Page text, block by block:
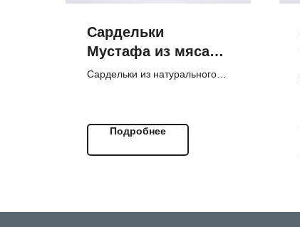
Сардельки
Мустафа из мяса
птицы Халяль (600
Сардельки из натурального
требований Халяль.
Подробнее